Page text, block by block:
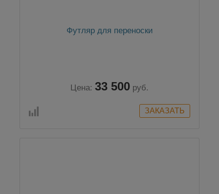
Футляр для переноски
Цена: 33 500 руб.